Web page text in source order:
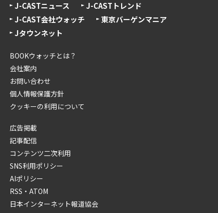
J-CASTニュース
J-CASTトレンド
J-CAST会社ウォッチ
東京バーゲンマニア
Jタウンネット
BOOKウォッチとは？
会社案内
お問い合わせ
個人情報保護方針
クッキーの利用について
広告掲載
記事配信
コンテンツ二次利用
SNS利用ポリシー
AIポリシー
RSS・ATOM
日本インターネット報道協会